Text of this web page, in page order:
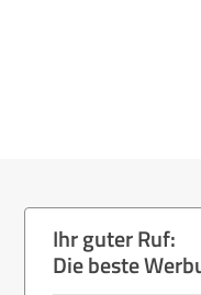
Ihr guter Ruf:
Die beste